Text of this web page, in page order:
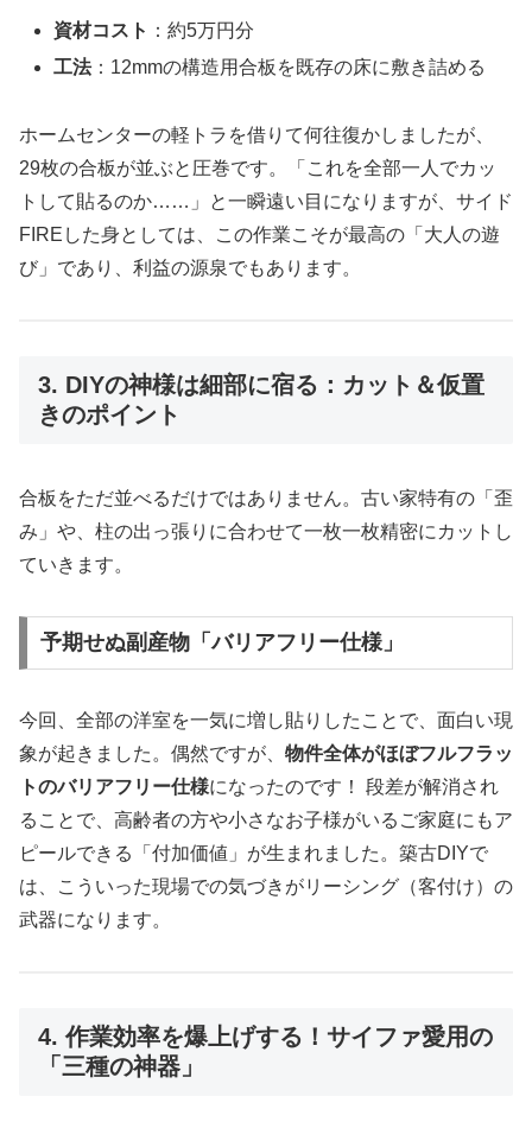
資材コスト ：約5万円分
工法：12mmの構造用合板を既存の床に敷き詰める
ホームセンターの軽トラを借りて何往復かしましたが、
29枚の合板が並ぶと圧巻です。「これを全部一人でカッ
トして貼るのか……」と一瞬遠い目になりますが、サイド
FIREした身としては、この作業こそが最高の「大人の遊
び」であり、利益の源泉でもあります。
3. DIYの神様は細部に宿る：カット＆仮置
きのポイント
合板をただ並べるだけではありません。古い家特有の「歪
み」や、柱の出っ張りに合わせて一枚一枚精密にカットし
ていきます。
予期せぬ副産物「バリアフリー仕様」
今回、全部の洋室を一気に増し貼りしたことで、面白い現
象が起きました。偶然ですが、 物件全体がほぼフルフラッ
トのバリアフリー仕様になったのです！ 段差が解消され
ることで、高齢者の方や小さなお子様がいるご家庭にもア
ピールできる「付加価値」が生まれました。築古DIYで
は、こういった現場での気づきがリーシング（客付け）の
武器になります。
4. 作業効率を爆上げする！サイファ愛用の
「三種の神器」